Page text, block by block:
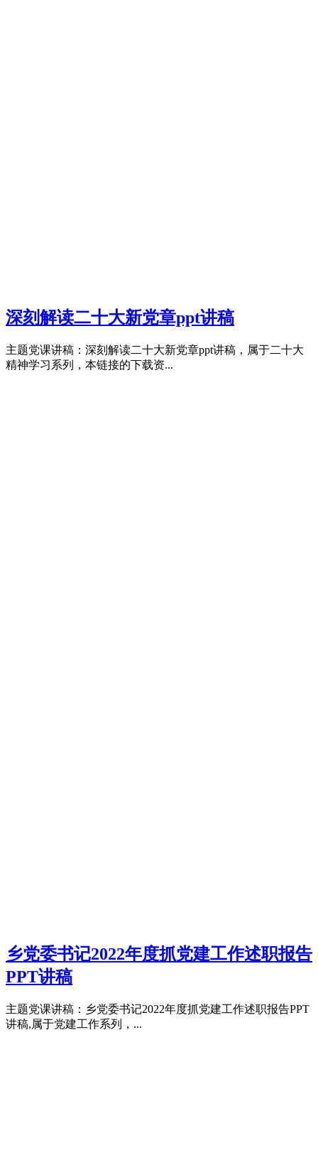
深刻解读二十大新党章ppt讲稿
主题党课讲稿：深刻解读二十大新党章ppt讲稿，属于二十大
精神学习系列，本链接的下载资...
乡党委书记2022年度抓党建工作述职报告
PPT讲稿
主题党课讲稿：乡党委书记2022年度抓党建工作述职报告PPT
讲稿,属于党建工作系列，...